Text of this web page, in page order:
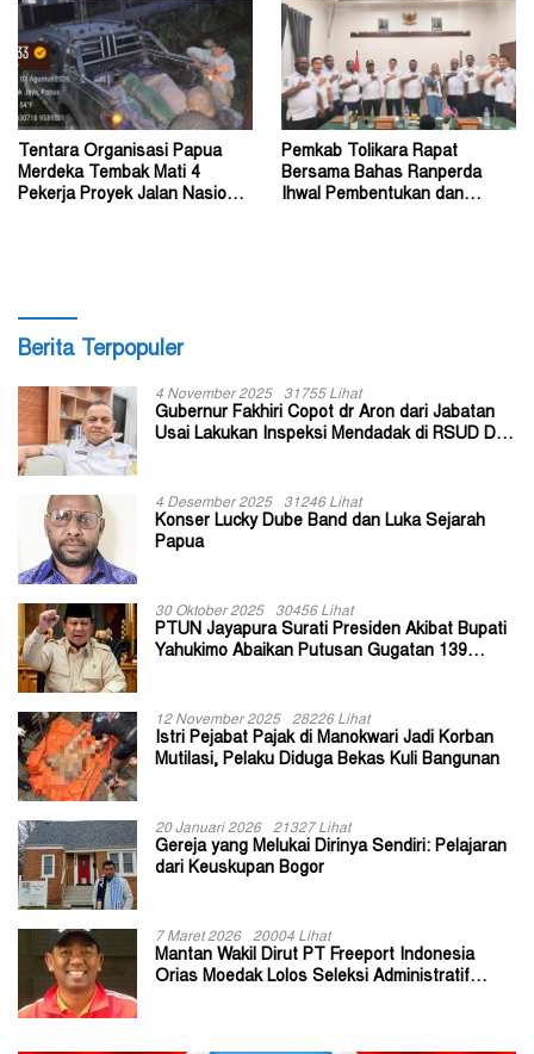
Tentara Organisasi Papua
Merdeka Tembak Mati 4
Pekerja Proyek Jalan Nasional
Pemkab Tolikara Rapat
Bersama Bahas Ranperda
Ihwal Pembentukan dan
Berita Terpopuler
4 November 2025 31755 Lihat
Gubernur Fakhiri Copot dr Aron dari Jabatan
Usai Lakukan Inspeksi Mendadak di RSUD Dok
4 Desember 2025 31246 Lihat
Konser Lucky Dube Band dan Luka Sejarah
Papua
30 Oktober 2025 30456 Lihat
PTUN Jayapura Surati Presiden Akibat Bupati
Yahukimo Abaikan Putusan Gugatan 139
12 November 2025 28226 Lihat
Istri Pejabat Pajak di Manokwari Jadi Korban
Mutilasi, Pelaku Diduga Bekas Kuli Bangunan
20 Januari 2026 21327 Lihat
Gereja yang Melukai Dirinya Sendiri: Pelajaran
dari Keuskupan Bogor
7 Maret 2026 20004 Lihat
Mantan Wakil Dirut PT Freeport Indonesia
Orias Moedak Lolos Seleksi Administratif